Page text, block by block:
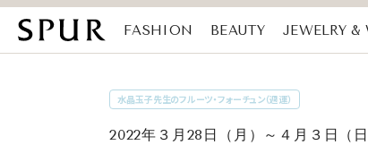
FASHION BEAUTY JEWELRY &
水晶玉子先生のフルーツ・フォーチュン（週運）
2022年３月28日（月）～４月３日（